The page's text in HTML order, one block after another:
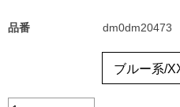
品番 dm0dm20473